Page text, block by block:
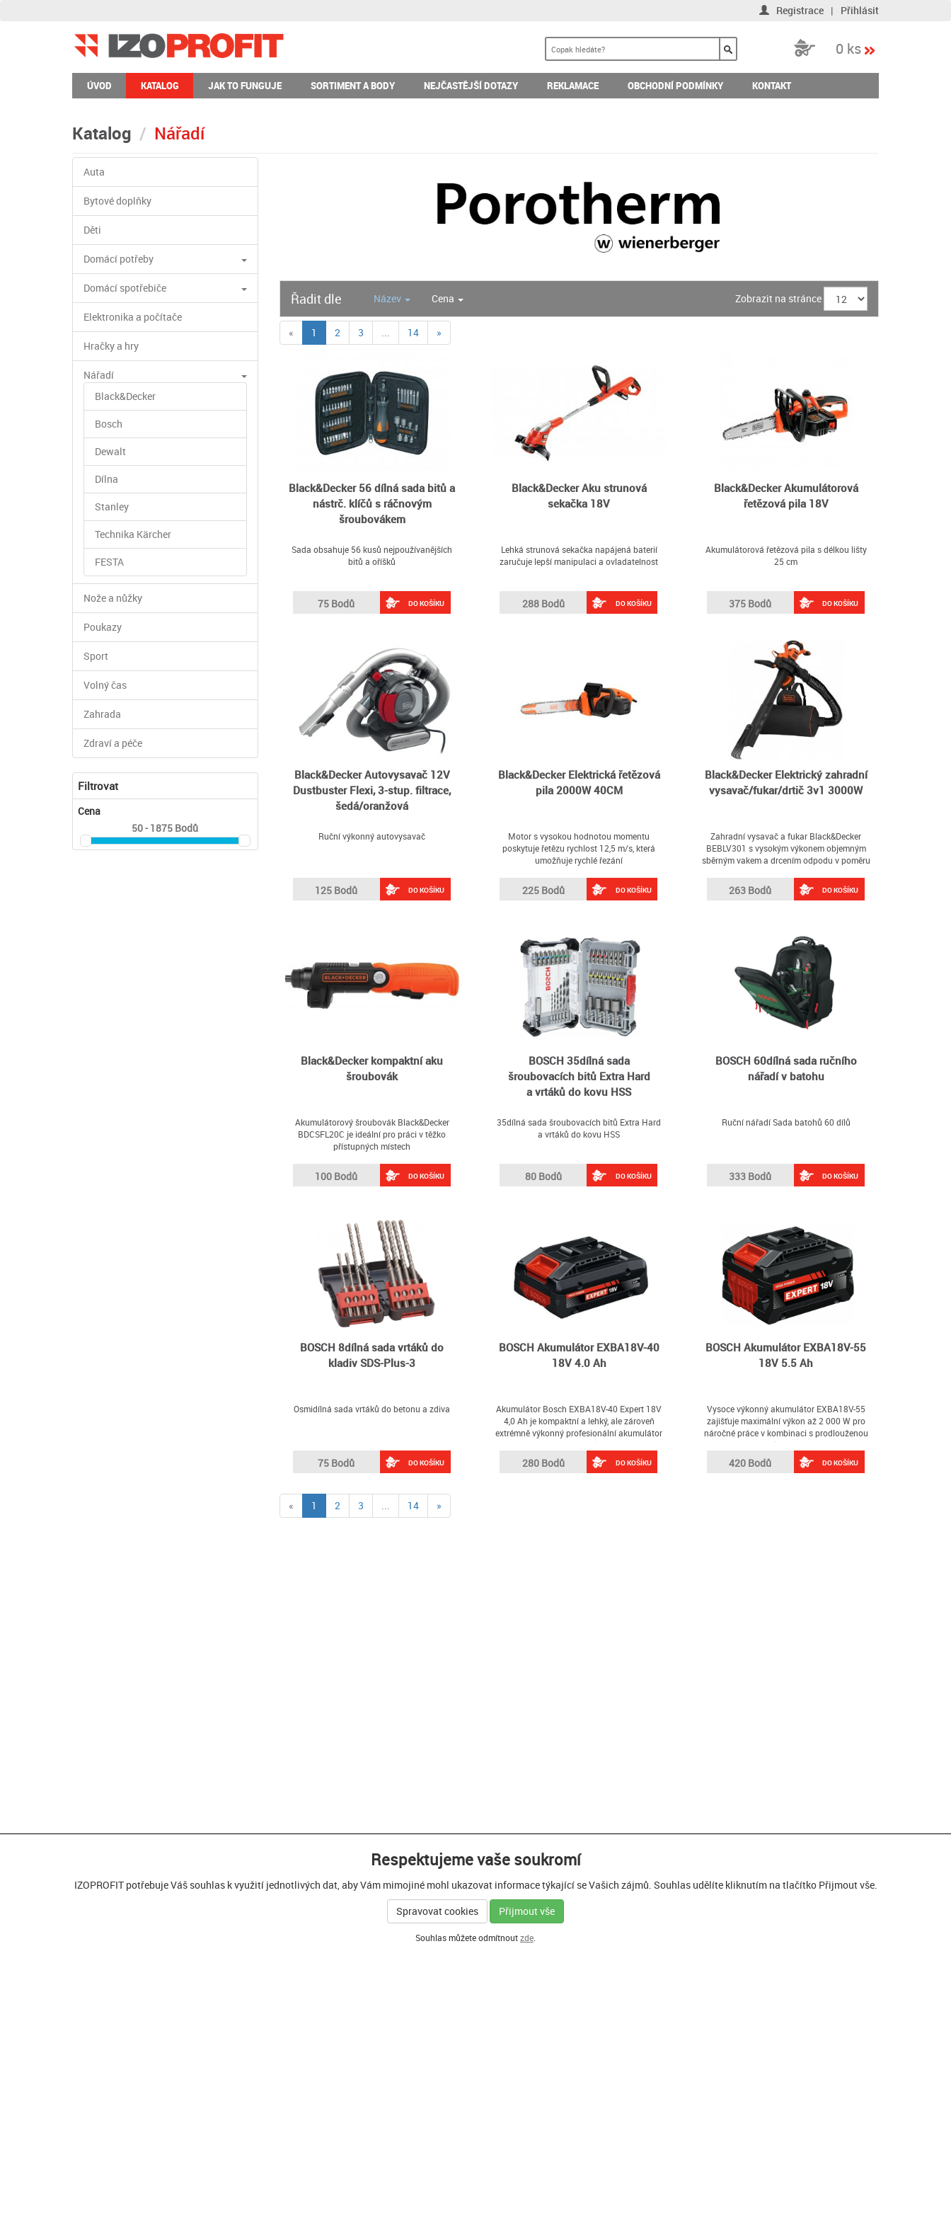
Registrace | Přihlásit
0 ks
ÚVOD KATALOG JAK TO FUNGUJE SORTIMENT A BODY NEJČASTĚJŠÍ DOTAZY REKLAMACE OBCHODNÍ PODMÍNKY KONTAKT
Katalog Nářadí
Auta
Bytové doplňky
Děti
Domácí potřeby
Domácí spotřebiče
Elektronika a počítače
Hračky a hry
Nářadí
Black&Decker
Bosch
Dewalt
Dílna
Stanley
Technika Kärcher
FESTA
Nože a nůžky
Poukazy
Sport
Volný čas
Zahrada
Zdraví a péče
Filtrovat
Cena
50 - 1875 Bodů
Řadit dle Název Cena Zobrazit na stránce
« 1 (current)
2 3 ... 14 »
Black&Decker 56 dílná sada bitů a
nástrč. klíčů s ráčnovým
šroubovákem
Sada obsahuje 56 kusů nejpoužívanějších
bitů a oříšků
75 Bodů DO KOŠÍKU
Black&Decker Aku strunová
sekačka 18V
Lehká strunová sekačka napájená baterií
zaručuje lepší manipulaci a ovladatelnost
288 Bodů DO KOŠÍKU
Black&Decker Akumulátorová
řetězová pila 18V
Akumulátorová řetězová pila s délkou lišty
25 cm
375 Bodů DO KOŠÍKU
Black&Decker Autovysavač 12V
Dustbuster Flexi, 3-stup. filtrace,
šedá/oranžová
Ruční výkonný autovysavač
125 Bodů DO KOŠÍKU
Black&Decker Elektrická řetězová
pila 2000W 40CM
Motor s vysokou hodnotou momentu
poskytuje řetězu rychlost 12,5 m/s, která
umožňuje rychlé řezání
225 Bodů DO KOŠÍKU
Black&Decker Elektrický zahradní
vysavač/fukar/drtič 3v1 3000W
Zahradní vysavač a fukar Black&Decker
BEBLV301 s vysokým výkonem objemným
sběrným vakem a drcením odpodu v poměru
263 Bodů DO KOŠÍKU
Black&Decker kompaktní aku
šroubovák
Akumulátorový šroubovák Black&Decker
BDCSFL20C je ideální pro práci v těžko
přístupných místech
100 Bodů DO KOŠÍKU
BOSCH 35dílná sada
šroubovacích bitů Extra Hard
a vrtáků do kovu HSS
35dílná sada šroubovacích bitů Extra Hard
a vrtáků do kovu HSS
80 Bodů DO KOŠÍKU
BOSCH 60dílná sada ručního
nářadí v batohu
Ruční nářadí Sada batohů 60 dílů
333 Bodů DO KOŠÍKU
BOSCH 8dílná sada vrtáků do
kladiv SDS-Plus-3
Osmidílná sada vrtáků do betonu a zdiva
75 Bodů DO KOŠÍKU
BOSCH Akumulátor EXBA18V-40
18V 4.0 Ah
Akumulátor Bosch EXBA18V-40 Expert 18V
4,0 Ah je kompaktní a lehký, ale zároveň
extrémně výkonný profesionální akumulátor
pro Bosch Professional 18V a alianci
AMPShare – ideální volba pro každého, kdo
hledá „18V baterii Bosch“ s maximálním
280 Bodů DO KOŠÍKU
BOSCH Akumulátor EXBA18V-55
18V 5.5 Ah
Vysoce výkonný akumulátor EXBA18V-55
zajišťuje maximální výkon až 2 000 W pro
náročné práce v kombinaci s prodlouženou
dobou chodu (na základě interních
laboratorních testů; okamžitý maximální
výkon s plně nabitým, novým
420 Bodů DO KOŠÍKU
« 1 (current)
2 3 ... 14 »
Respektujeme vaše soukromí
IZOPROFIT potřebuje Váš souhlas k využití jednotlivých dat, aby Vám mimojiné mohl ukazovat informace týkající se Vašich zájmů. Souhlas udělíte kliknutím na tlačítko Přijmout vše.
Spravovat cookies
Přijmout vše
Souhlas můžete odmítnoutzde